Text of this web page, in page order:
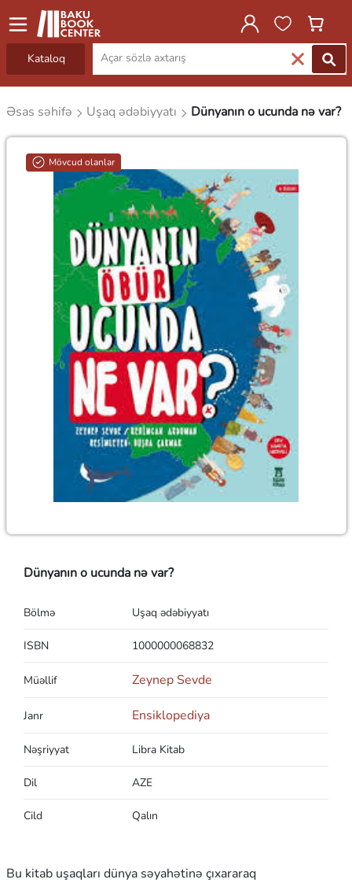
Kataloq
Əsas səhifə Uşaq ədəbiyyatı Dünyanın o ucunda nə var?
Mövcud olanlar
Dünyanın o ucunda nə var?
Bölmə Uşaq ədəbiyyatı
ISBN 1000000068832
Müəllif Zeynep Sevde
Janr Ensiklopediya
Nəşriyyat Libra Kitab
Dil AZE
Cild Qalın
Bu kitab uşaqları dünya səyahətinə çıxararaq